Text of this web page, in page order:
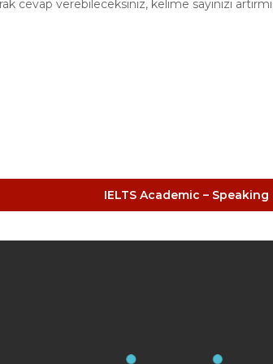
cevap verebileceksiniz, kelime sayinizi
IELTS Academic – Speaking